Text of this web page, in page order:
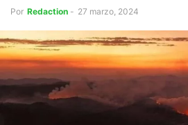
Por Redaction - 27 marzo, 2024